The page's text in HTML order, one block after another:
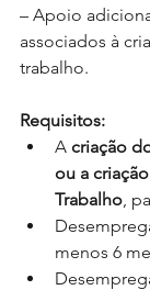
– Apoio
associados à
trabalho.
Requisitos:
A criação
ou a
Trabalho ,
menos 6